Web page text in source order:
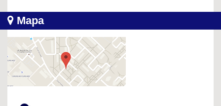
Mapa